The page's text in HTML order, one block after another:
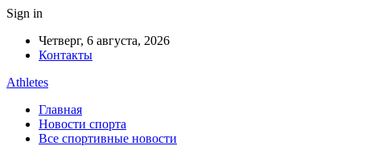
Sign in
Четверг, 6 августа, 2026
Контакты
Athletes
Главная
Новости спорта
Все спортивные новости